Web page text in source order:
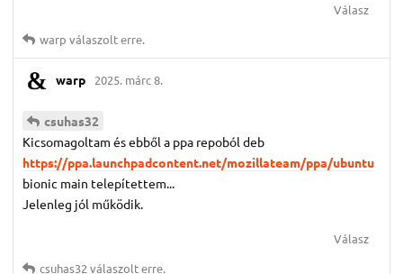
Válasz
warp válaszolt erre.
warp 2025. márc 8.
csuhas32
Kicsomagoltam és ebből a ppa repoból deb
https://ppa.launchpadcontent.net/mozillateam/ppa/ubuntu
bionic main telepítettem...
Jelenleg jól működik.
Válasz
csuhas32válaszolt erre.